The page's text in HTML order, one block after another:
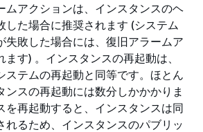
ムアクションは、インスタンスのヘ
した場合に推奨されます (システム
失敗した場合には、復旧アラームア
す) 。インスタンスの再起動は、
ステムの再起動と同等です。ほとん
ンスの再起動には数分しかかかりま
を再起動すると、インスタンスは同
れるため、インスタンスのパブリッ